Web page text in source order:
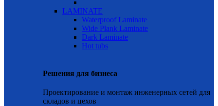
LAMINATE
Waterproof Laminate
Wide Plank Laminate
Dark Laminate
Hot tubs
Решения для бизнеса
Проектирование и монтаж инженерных сетей для
складов и цехов